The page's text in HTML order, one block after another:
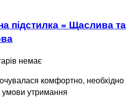
підстилка = Щаслива та
немає
комфортно, необхідно
умови утримання